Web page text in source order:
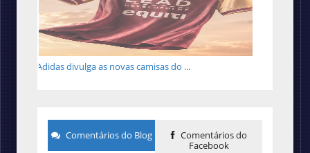
Adidas divulga as novas camisas do ...
Comentários do Blog
Comentários do
Facebook